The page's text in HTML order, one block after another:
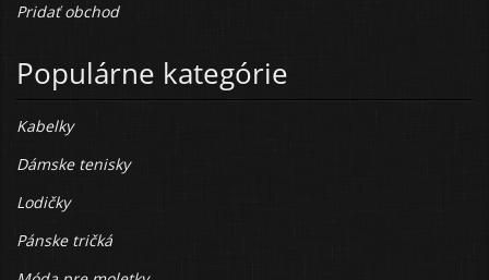
Pridať obchod
Populárne kategórie
Kabelky
Dámske tenisky
Lodičky
Pánske tričká